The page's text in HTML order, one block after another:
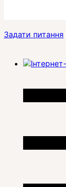
Задати питання